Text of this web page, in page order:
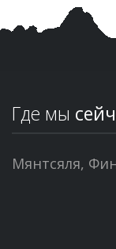
Где мы
Мянтсяля,